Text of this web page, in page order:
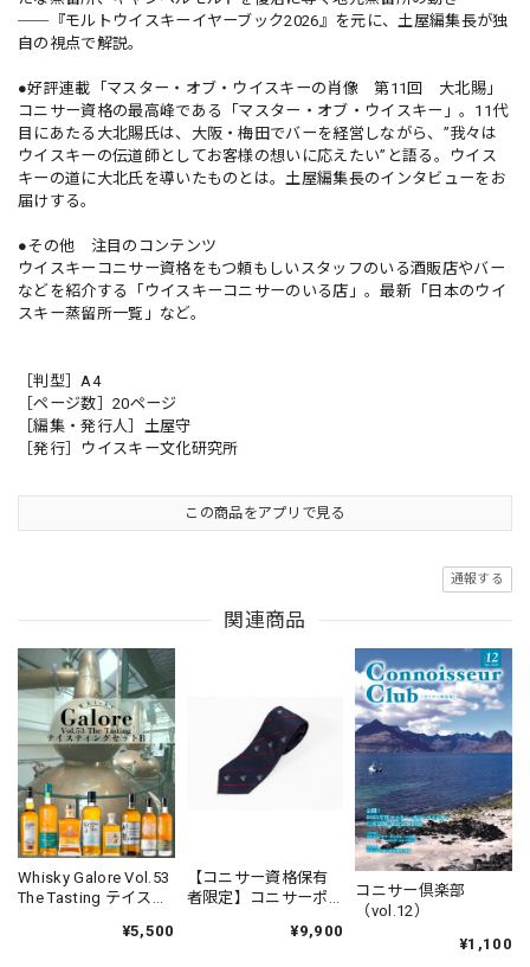
──『モルトウイスキーイヤーブック2026』を元に、土屋編集長が独
自の視点で解説。
●好評連載「マスター・オブ・ウイスキーの肖像 第11回 大北賜」
コニサー資格の最高峰である「マスター・オブ・ウイスキー」。11代
目にあたる大北賜氏は、大阪・梅田でバーを経営しながら、”我々は
ウイスキーの伝道師としてお客様の想いに応えたい”と語る。ウイス
キーの道に大北氏を導いたものとは。土屋編集長のインタビューをお
届けする。
●その他 注目のコンテンツ
ウイスキーコニサー資格をもつ頼もしいスタッフのいる酒販店やバー
などを紹介する「ウイスキーコニサーのいる店」。最新「日本のウイ
スキー蒸留所一覧」など。
［判型］A4
［ページ数］20ページ
［編集・発行人］土屋守
［発行］ウイスキー文化研究所
この商品をアプリで見る
通報する
関連商品
Whisky Galore Vol.53
The Tasting テイステ
¥5,500
【コニサー資格保有
者限定】コニサーポ
イ（ネイビー）¥9,900
コニサー倶楽部
（vol.12）
¥1,100